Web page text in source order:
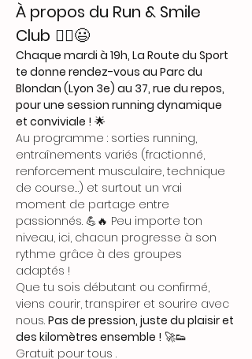
À propos du Run & Smile
Club 🏃‍♂️😃
Chaque mardi à 19h, La Route du Sport
te donne rendez-vous au Parc du
Blondan (Lyon 3e) au 37, rue du repos,
pour une session running dynamique
et conviviale ! 🌟
Au programme : sorties running,
entraînements variés (fractionné,
renforcement musculaire, technique
de course…) et surtout un vrai
moment de partage entre
passionnés. 💪🔥 Peu importe ton
niveau, ici, chacun progresse à son
rythme grâce à des groupes
adaptés !
Que tu sois débutant ou confirmé,
viens courir, transpirer et sourire avec
nous. Pas de pression, juste du plaisir et
des kilomètres ensemble ! 🚀👟
Gratuit pour tous .